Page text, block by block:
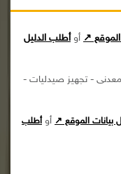
↗ أوأطلب الدليل
- تجهيز صيدليات -
الموقع ↗ أوأطلب